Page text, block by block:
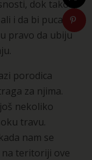
dok tako
i da bi pucali u
pravo da ubiju
porodica
za njima.
nekoliko
travu.
nam se
teritoriji ove